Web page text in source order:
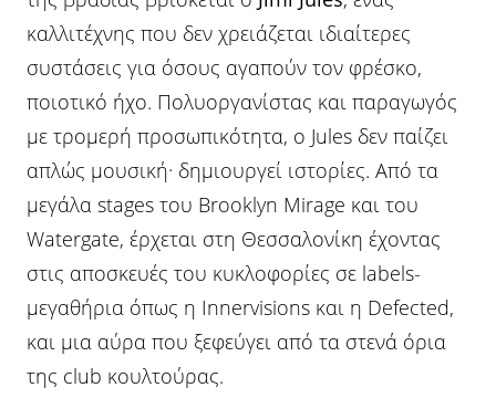
καλλιτέχνης που δεν χρειάζεται ιδιαίτερες
συστάσεις για όσους αγαπούν τον φρέσκο,
ποιοτικό ήχο. Πολυοργανίστας και παραγωγός
με τρομερή προσωπικότητα, ο Jules δεν παίζει
απλώς μουσική· δημιουργεί ιστορίες. Από τα
μεγάλα stages του Brooklyn Mirage και του
Watergate, έρχεται στη Θεσσαλονίκη έχοντας
στις αποσκευές του κυκλοφορίες σε labels-
μεγαθήρια όπως η Innervisions και η Defected,
και μια αύρα που ξεφεύγει από τα στενά όρια
της club κουλτούρας.